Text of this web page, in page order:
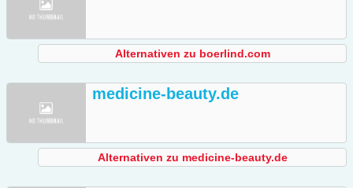
Alternativen zu boerlind.com
medicine-beauty.de
Alternativen zu medicine-beauty.de